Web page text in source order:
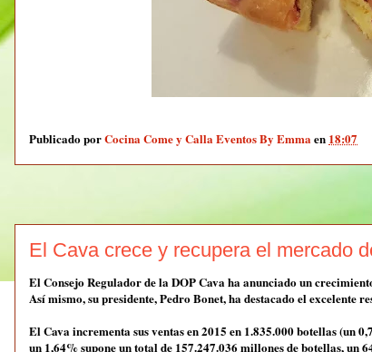
Publicado porCocina Come y Calla Eventos By Emmaen 18:07
El Cava crece y recupera el mercado
El Consejo Regulador de la DOP Cava ha anunciado un
Así mismo, su presidente, Pedro Bonet, ha destacado el excelente
El Cava incrementa sus ventas en 2015 en 1.835.000 botellas (un
un 1,64% supone un total de 157.247.036 millones de botellas, un